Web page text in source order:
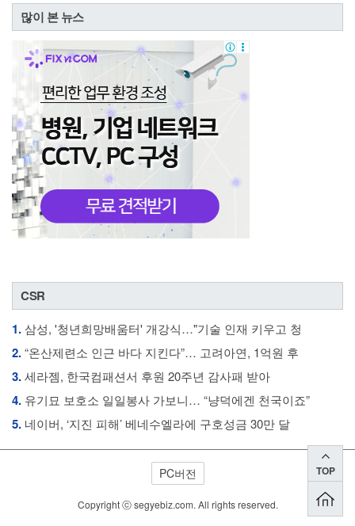
많이 본 뉴스
CSR
1.삼성, '청년희망배움터' 개강식…"기술 인재 키우고 청
2.“온산제련소 인근 바다 지킨다”… 고려아연, 1억원 후
3.세라젬, 한국컴패션서 후원 20주년 감사패 받아
4. 유기묘 보호소 일일봉사 가보니… “냥덕에겐 천국이죠”
5. 네이버, ‘지진 피해’ 베네수엘라에 구호성금 30만 달
PC버전
Copyright ⓒ segyebiz.com. All rights reserved.
TOP